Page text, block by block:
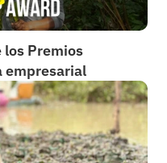
los Premios
empresarial